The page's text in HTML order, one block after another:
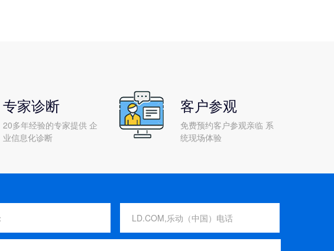
专家诊断
20多年经验的专家提供 企
业信息化诊断
客户参观
免费预约客户参观亲临 系
统现场体验